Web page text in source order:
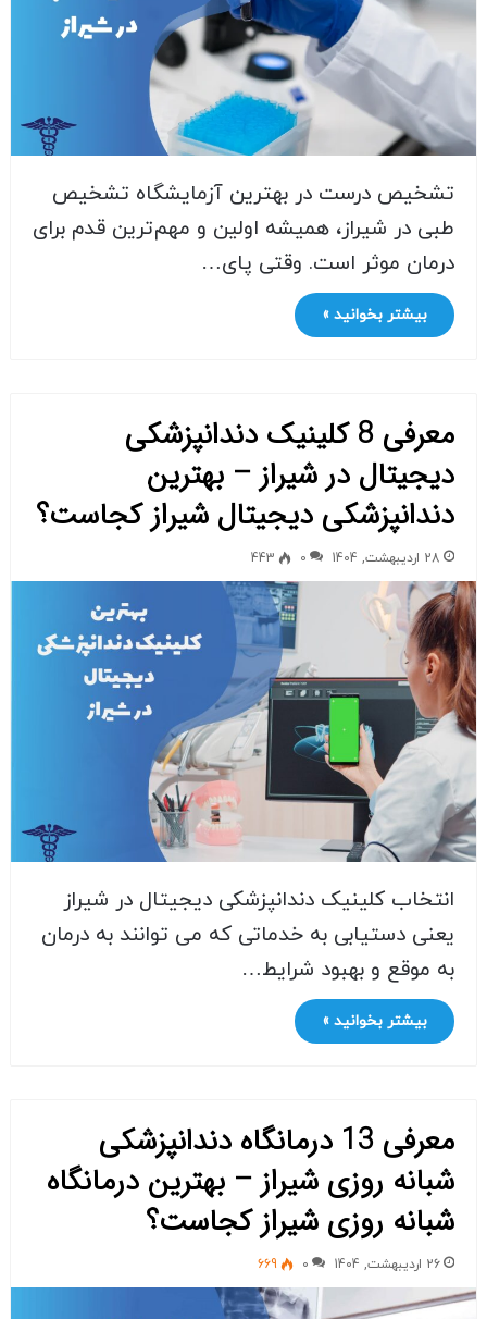
تشخیص درست در بهترین آزمایشگاه تشخیص
طبی در شیراز، همیشه اولین و مهم‌ترین قدم برای
درمان موثر است. وقتی پای…
بیشتر بخوانید »
معرفی 8 کلینیک دندانپزشکی
دیجیتال در شیراز – بهترین
دندانپزشکی دیجیتال شیراز کجاست؟
28 اردیبهشت, 1404 0
443
انتخاب کلینیک دندانپزشکی دیجیتال در شیراز
یعنی دستیابی به خدماتی که می توانند به درمان
به موقع و بهبود شرایط…
بیشتر بخوانید »
معرفی 13 درمانگاه دندانپزشکی
شبانه روزی شیراز – بهترین درمانگاه
شبانه روزی شیراز کجاست؟
26 اردیبهشت, 1404 0
669